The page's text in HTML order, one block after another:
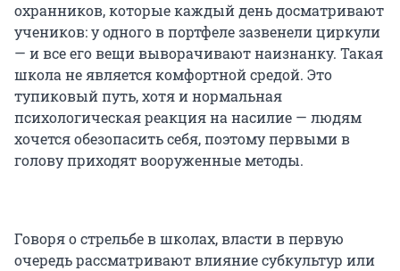
охранников, которые каждый день досматривают
учеников: у одного в портфеле зазвенели циркули
— и все его вещи выворачивают наизнанку. Такая
школа не является комфортной средой. Это
тупиковый путь, хотя и нормальная
психологическая реакция на насилие — людям
хочется обезопасить себя, поэтому первыми в
голову приходят вооруженные методы.
Говоря о стрельбе в школах, власти в первую
очередь рассматривают влияние субкультур или